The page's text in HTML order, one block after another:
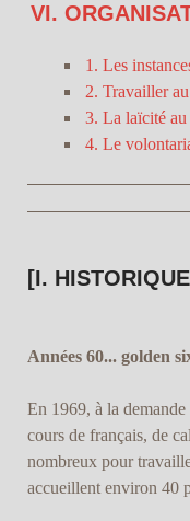
VI.
1. Les
2. Travailler
3. La laïcité
4. Le
[I.
Années 60... golden
En 1969, à la
cours de français, de
nombreux pour
accueillent environ 40